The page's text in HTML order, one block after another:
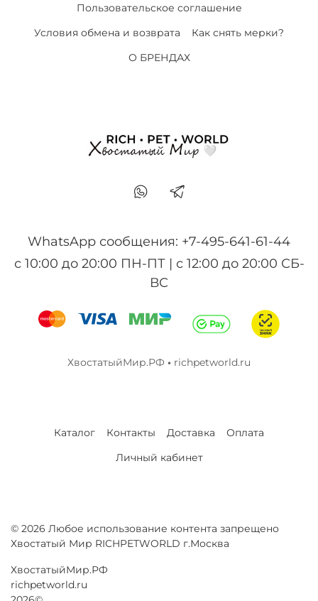
Пользовательское соглашение
Условия обмена и возврата
Как снять мерки?
О БРЕНДАХ
WhatsApp сообщения: +7-495-641-61-44
с 10:00 до 20:00 ПН-ПТ | с 12:00 до 20:00 СБ-
ВС
ХвостатыйМир.РФ • richpetworld.ru
Каталог Контакты Доставка
Оплата
Личный кабинет
© 2026 Любое использование контента запрещено
Хвостатый Мир RICHPETWORLD г.Москва
ХвостатыйМир.РФ
richpetworld.ru